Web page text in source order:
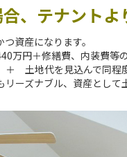
、テナントよ
資産になります。
万円＋修繕費、内装費等
土地代を見込んで同程度
ーズナブル、資産とし